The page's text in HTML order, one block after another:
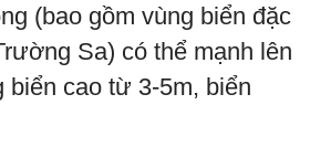
(bao gồm vùng biển đặc
Sa) có thể mạnh lên
biển cao từ 3-5m, biển